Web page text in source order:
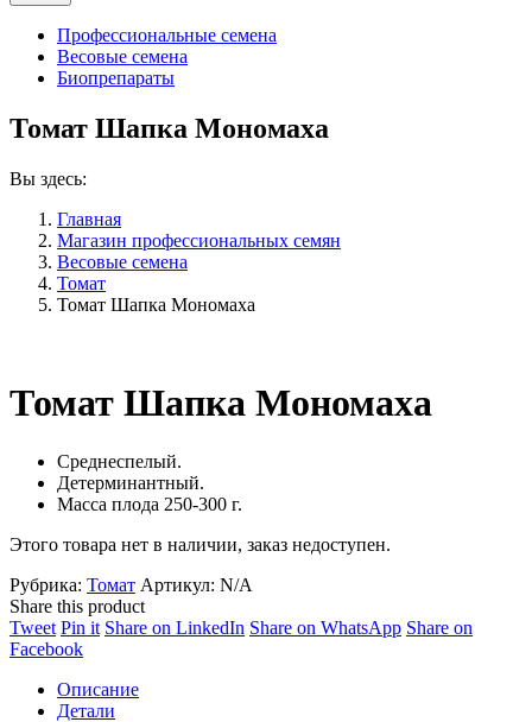
Профессиональные семена
Весовые семена
Биопрепараты
Томат Шапка Мономаха
Вы здесь:
Главная
Магазин профессиональных семян
Весовые семена
Томат
Томат Шапка Мономаха
Томат Шапка Мономаха
Среднеспелый.
Детерминантный.
Масса плода 250-300 г.
Этого товара нет в наличии, заказ недоступен.
Рубрика: Томат Артикул: N/A
Share this product
TweetShare
on
Pin itShare
Share on LinkedIn Share
Share on WhatsAppShare
Share on
FacebookShare
Facebook
Описание
Детали